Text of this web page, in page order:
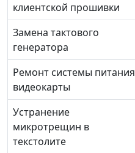
клиентской прошивки
Замена тактового
генератора
Ремонт системы питания
видеокарты
Устранение
микротрещин в
текстолите